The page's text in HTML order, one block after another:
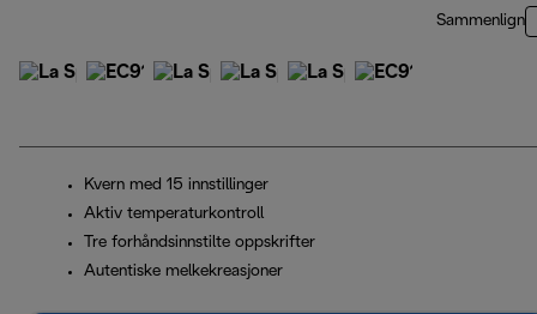
Sammenlign
Kvern med 15 innstillinger
Aktiv temperaturkontroll
Tre forhåndsinnstilte oppskrifter
Autentiske melkekreasjoner